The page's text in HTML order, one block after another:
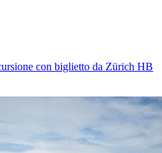
con biglietto da Zürich HB